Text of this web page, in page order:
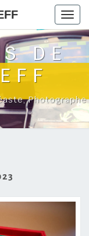
DE
Photographe